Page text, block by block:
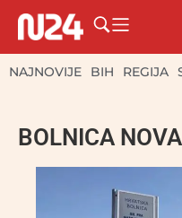
NAJNOVIJE BIH REGIJA
BOLNICA